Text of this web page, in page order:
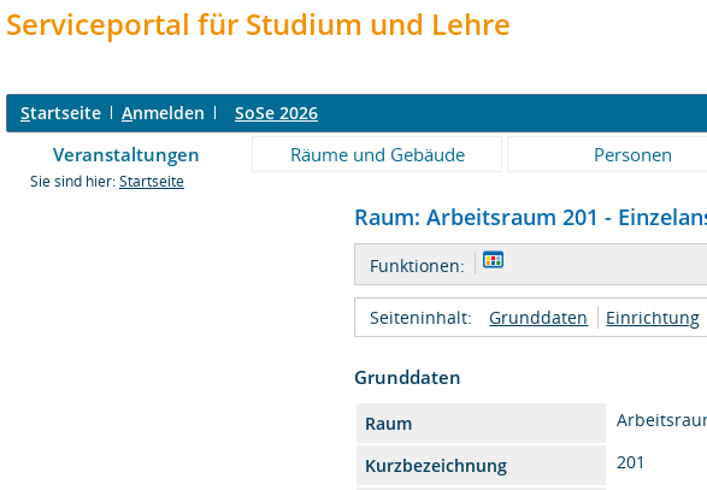
Serviceportal für Studium und Lehre
Startseite Anmelden SoSe 2026
Veranstaltungen Räume und Gebäude Personen
Sie sind hier: Startseite
Raum: Arbeitsraum 201 -
Funktionen:
Seiteninhalt: Grunddaten Einrichtung
Grunddaten
Raum
Kurzbezeichnung
201